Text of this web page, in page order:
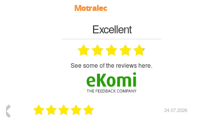
Motralec
Excellent
see some of the reviews here.
24.07.2026